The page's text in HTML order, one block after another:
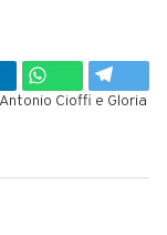
Cioffi e Gloria